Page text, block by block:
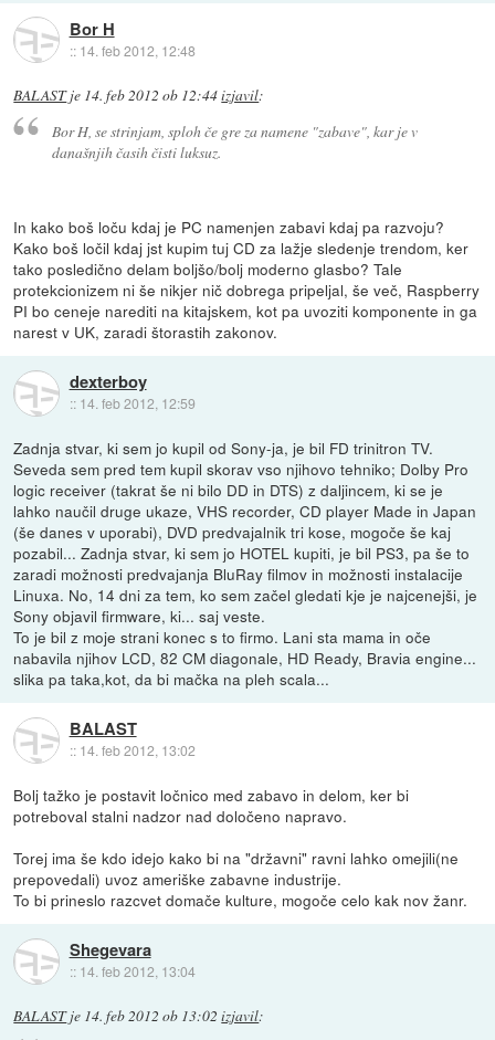
Bor H
:: 14. feb 2012, 12:48
BALASTje 14. feb 2012 ob 12:44izjavil:
Bor H, se strinjam, sploh če gre za namene "zabave", kar je v
današnjih časih čisti luksuz.
In kako boš loču kdaj je PC namenjen zabavi kdaj pa razvoju?
Kako boš ločil kdaj jst kupim tuj CD za lažje sledenje trendom, ker
tako posledično delam boljšo/bolj moderno glasbo? Tale
protekcionizem ni še nikjer nič dobrega pripeljal, še več, Raspberry
PI bo ceneje narediti na kitajskem, kot pa uvoziti komponente in ga
narest v UK, zaradi štorastih zakonov.
dexterboy
:: 14. feb 2012, 12:59
Zadnja stvar, ki sem jo kupil od Sony-ja, je bil FD trinitron TV.
Seveda sem pred tem kupil skorav vso njihovo tehniko; Dolby Pro
logic receiver (takrat še ni bilo DD in DTS) z daljincem, ki se je
lahko naučil druge ukaze, VHS recorder, CD player Made in Japan
(še danes v uporabi), DVD predvajalnik tri kose, mogoče še kaj
pozabil... Zadnja stvar, ki sem jo HOTEL kupiti, je bil PS3, pa še to
zaradi možnosti predvajanja BluRay filmov in možnosti instalacije
Linuxa. No, 14 dni za tem, ko sem začel gledati kje je najcenejši, je
Sony objavil firmware, ki... saj veste.
To je bil z moje strani konec s to firmo. Lani sta mama in oče
nabavila njihov LCD, 82 CM diagonale, HD Ready, Bravia engine...
slika pa taka,kot, da bi mačka na pleh scala...
BALAST
:: 14. feb 2012, 13:02
Bolj tažko je postavit ločnico med zabavo in delom, ker bi
potreboval stalni nadzor nad določeno napravo.
Torej ima še kdo idejo kako bi na "državni" ravni lahko omejili(ne
prepovedali) uvoz ameriške zabavne industrije.
To bi prineslo razcvet domače kulture, mogoče celo kak nov žanr.
Shegevara
:: 14. feb 2012, 13:04
BALASTje 14. feb 2012 ob 13:02 izjavil: